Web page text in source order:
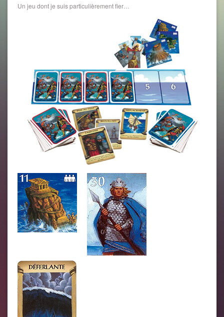
Un jeu dont je suis particulièrement fier…